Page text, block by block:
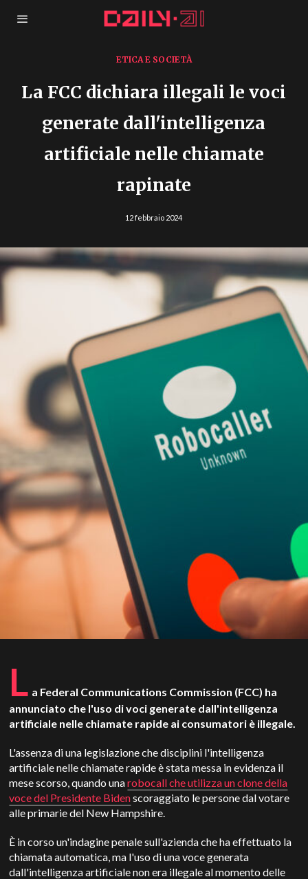
ETICA E SOCIETÀ
La FCC dichiara illegali le voci
generate dall'intelligenza
artificiale nelle chiamate
rapinate
12 febbraio 2024
L a Federal Communications Commission (FCC) ha
annunciato che l'uso di voci generate dall'intelligenza
artificiale nelle chiamate rapide ai consumatori è illegale.
L'assenza di una legislazione che disciplini l'intelligenza
artificiale nelle chiamate rapide è stata messa in evidenza il
mese scorso, quando unarobocall che utilizza un clone della
voce del Presidente Bidenscoraggiato le persone dal votare
alle primarie del New Hampshire.
È in corso un'indagine penale sull'azienda che ha effettuato la
chiamata automatica, ma l'uso di una voce generata
dall'intelligenza artificiale non era illegale al momento delle